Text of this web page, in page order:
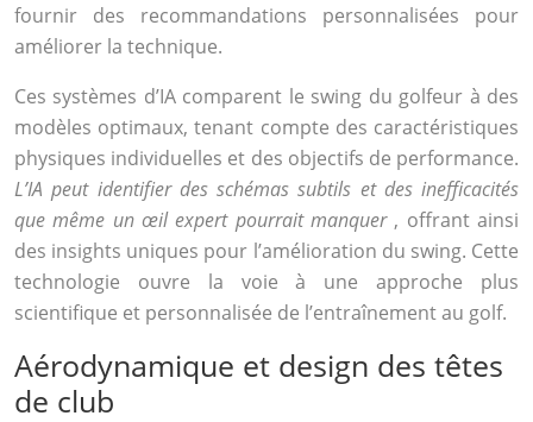
fournir des recommandations personnalisées pour
améliorer la technique.
Ces systèmes d’IA comparent le swing du golfeur à des
modèles optimaux, tenant compte des caractéristiques
physiques individuelles et des objectifs de performance.
L’IA peut identifier des schémas subtils et des inefficacités
que même un œil expert pourrait manquer , offrant ainsi
des insights uniques pour l’amélioration du swing. Cette
technologie ouvre la voie à une approche plus
scientifique et personnalisée de l’entraînement au golf.
Aérodynamique et design des têtes
de club